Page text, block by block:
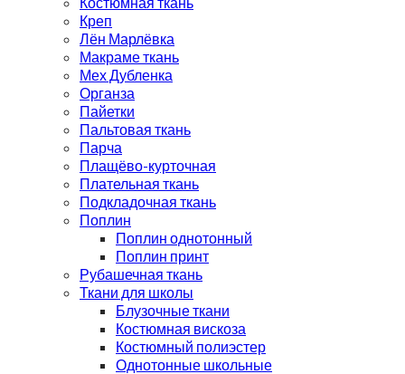
Креп
Лён Марлёвка
Макраме ткань
Мех Дубленка
Органза
Пайетки
Пальтовая ткань
Парча
Плащёво-курточная
Плательная ткань
Подкладочная ткань
Поплин
Поплин однотонный
Поплин принт
Рубашечная ткань
Ткани для школы
Блузочные ткани
Костюмная вискоза
Костюмный полиэстер
Однотонные школьные